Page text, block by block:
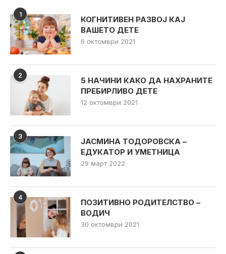
1
КОГНИТИВЕН РАЗВОЈ КАЈ
ВАШЕТО ДЕТЕ
6 октомври 2021
2
5 НАЧИНИ КАКО ДА НАХРАНИТЕ
ПРЕБИРЛИВО ДЕТЕ
12 октомври 2021
3
ЈАСМИНА ТОДОРОВСКА –
ЕДУКАТОР И УМЕТНИЦА
29 март 2022
4
ПОЗИТИВНО РОДИТЕЛСТВО –
ВОДИЧ
30 октомври 2021